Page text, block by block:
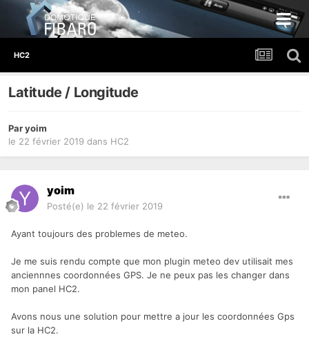
HC2
Latitude / Longitude
Paryoim
le 22 février 2019 dans HC2
yoim
Posté(e) le 22 février 2019
Ayant toujours des problemes de meteo.
Je me suis rendu compte que mon plugin meteo dev utilisait mes
anciennnes coordonnées GPS. Je ne peux pas les changer dans
mon panel HC2.
Avons nous une solution pour mettre a jour les coordonnées Gps
sur la HC2.